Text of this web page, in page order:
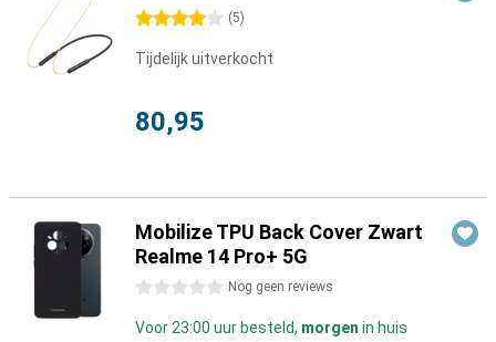
4 sterren (5)
Tijdelijk uitverkocht
80,95
Mobilize TPU Back Cover Zwart
Realme 14 Pro+ 5G
0 sterren Nog geen reviews
Voor 23:00 uur besteld, morgen in huis